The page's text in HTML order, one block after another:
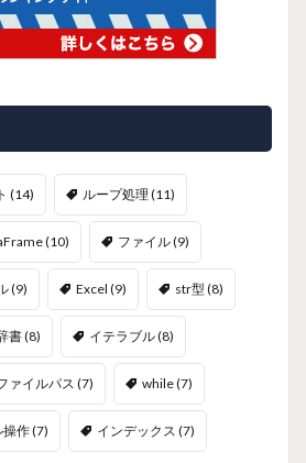
(14) ループ処理 (11)
(10) ファイル(9)
(9) Excel (9) str型 (8)
書(8) イテラブル(8)
ァイルパス (7) while(7)
操作(7) インデックス (7)